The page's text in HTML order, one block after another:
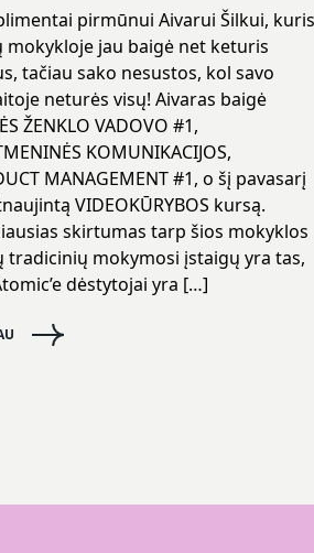
pirmūnui Aivarui Šilkui, kuris
mokykloje jau baigė net keturis
tačiau sako nesustos, kol savo
neturės visų! Aivaras baigė
ŽENKLO VADOVO #1,
KOMUNIKACIJOS,
MANAGEMENT #1, o šį pavasarį
VIDEOKŪRYBOS kursą.
skirtumas tarp šios mokyklos
tradicinių mokymosi įstaigų yra tas,
dėstytojai yra […]